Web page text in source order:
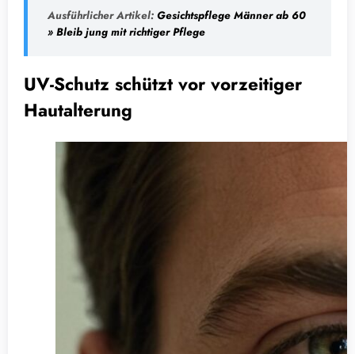
Ausführlicher Artikel: Gesichtspflege Männer ab 60
» Bleib jung mit richtiger Pflege
UV-Schutz schützt vor vorzeitiger
Hautalterung